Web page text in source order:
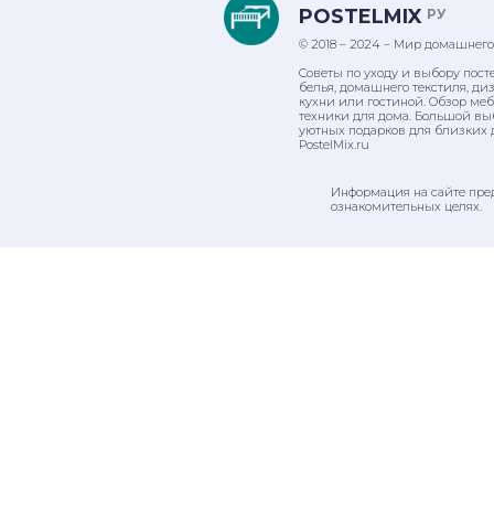
POSTELMIX РУ
© 2018 – 2024 – Мир
Советы по уходу и выбору
белья, домашнего текстиля,
кухни или гостиной. Обзор
техники для дома. Большой
уютных подарков для близких
PostelMix.ru
Информация на сайте
ознакомительных целях.